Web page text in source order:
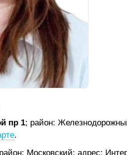
пр 1; район:
.
Московский; адрес: